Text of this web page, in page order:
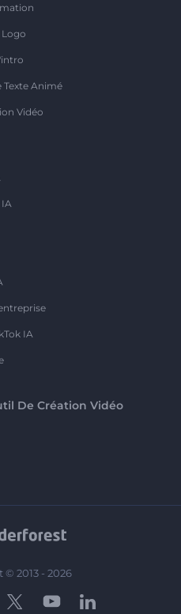
Texte Animé
Vidéo
IA
De Création Vidéo
© 2013 - 2026